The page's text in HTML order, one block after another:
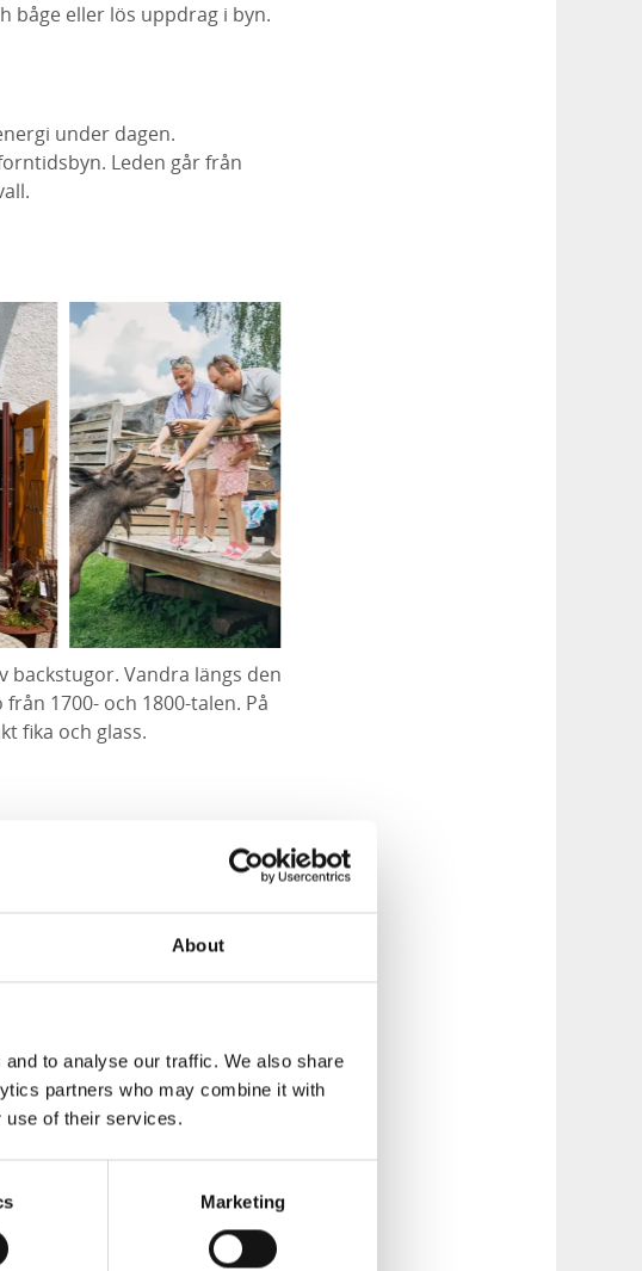
About
to analyse our traffic. We also share
partners who may combine it with
use of their services.
Marketing
båge eller lös uppdrag i byn.
under dagen.
Leden går från
backstugor. Vandra längs den
1700- och 1800-talen. På
fika och glass.
bison, handla i
pizza. Vill du stanna